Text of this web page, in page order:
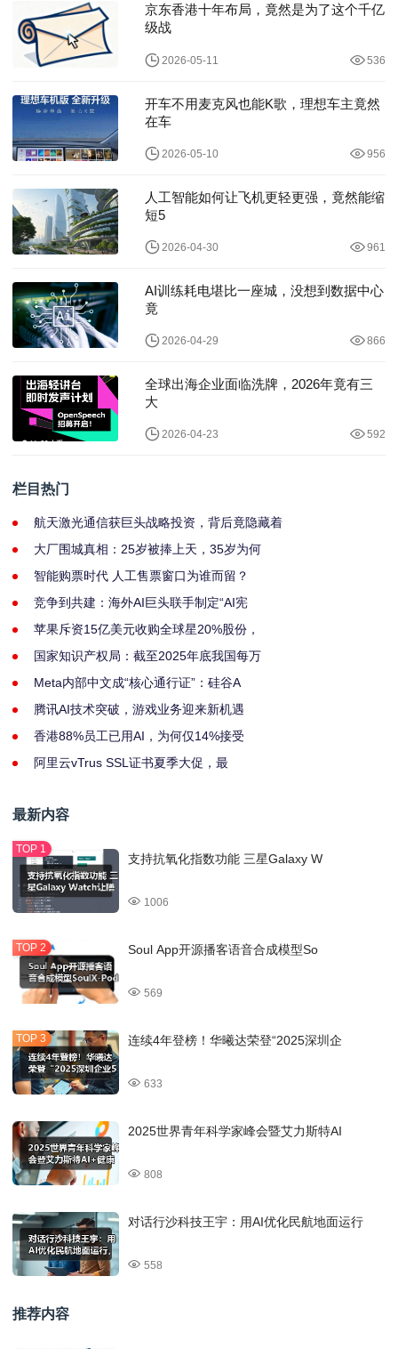
京东香港十年布局，竟然是为了这个千亿
级战
2026-05-11 536
开车不用麦克风也能K歌，理想车主竟然
在车
2026-05-10 956
人工智能如何让飞机更轻更强，竟然能缩
短5
2026-04-30 961
AI训练耗电堪比一座城，没想到数据中心
竟
2026-04-29 866
全球出海企业面临洗牌，2026年竟有三
大
2026-04-23 592
栏目热门
航天激光通信获巨头战略投资，背后竟隐藏着
大厂围城真相：25岁被捧上天，35岁为何
智能购票时代 人工售票窗口为谁而留？
竞争到共建：海外AI巨头联手制定“AI宪
苹果斥资15亿美元收购全球星20%股份，
国家知识产权局：截至2025年底我国每万
Meta内部中文成“核心通行证”：硅谷A
腾讯AI技术突破，游戏业务迎来新机遇
香港88%员工已用AI，为何仅14%接受
阿里云vTrus SSL证书夏季大促，最
最新内容
支持抗氧化指数功能 三星Galaxy W
1006
Soul App开源播客语音合成模型So
569
连续4年登榜！华曦达荣登“2025深圳企
633
2025世界青年科学家峰会暨艾力斯特AI
808
对话行沙科技王宇：用AI优化民航地面运行
558
推荐内容